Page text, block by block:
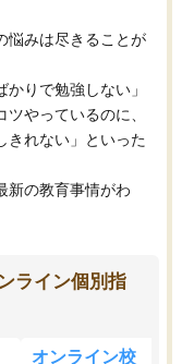
悩みは尽きることが
かりで勉強しない」
ツやっているのに、
きれない」といった
新の教育事情がわ
ライン個別指
オンライン校